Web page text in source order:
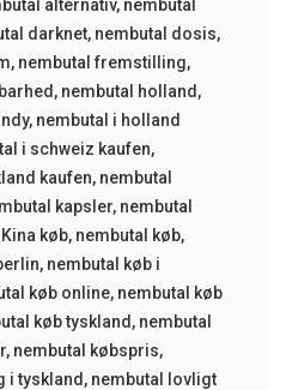
alternativ, nembutal
darknet, nembutal dosis,
, nembutal fremstilling,
, nembutal holland,
, nembutal i holland
i schweiz kaufen,
kaufen, nembutal
kapsler, nembutal
køb, nembutal køb,
, nembutal køb i
køb online, nembutal køb
køb tyskland, nembutal
, nembutal købspris,
i tyskland, nembutal lovligt